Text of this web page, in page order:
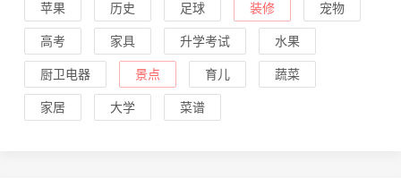
苹果 历史 足球 装修 宠物
高考 家具 升学考试 水果
厨卫电器 景点 育儿 蔬菜
家居 大学 菜谱